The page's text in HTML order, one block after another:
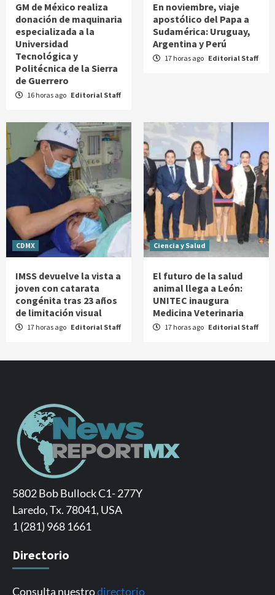
GM de México realiza
donación de maquinaria
especializada a la
Universidad
Tecnológica y
Politécnica de la Sierra
de Guerrero
16 horas ago Editorial Staff
En noviembre, viaje
apostólico del Papa a
Sudamérica: Uruguay,
Argentina y Perú
17 horas ago Editorial Staff
CDMX
IMSS devuelve la vista a
joven con catarata
congénita tras 23 años
de limitación visual
17 horas ago Editorial Staff
Ciencia y Salud
El futuro de la salud
animal llega a León:
UNITEC inaugura
Medicina Veterinaria
17 horas ago Editorial Staff
5802 Bob Bullock C1- 277Y
Laredo, Tx. 78041, USA
1 (281) 968 1661
Directorio
Consulta nuestrodirectorio